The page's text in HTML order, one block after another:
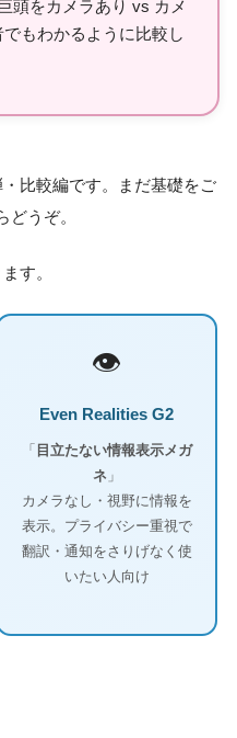
頭をカメラあり vs カメ
もわかるように比較し
比較編です。まだ基礎をご
どうぞ。
す。
👁️
Even Realities G2
「 目立たない情報表示メガ
ネ 」
カメラなし・視野に情報を
表示。プライバシー重視で
翻訳・通知をさりげなく使
いたい人向け